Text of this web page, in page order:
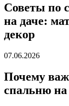
Советы по
на даче:
декор
07.06.2026
Почему
спальню на